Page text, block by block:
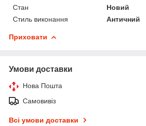
Стан
Новий
Стиль виконання
Античний
Приховати
Умови доставки
Нова Пошта
Самовивіз
Всі умови доставки